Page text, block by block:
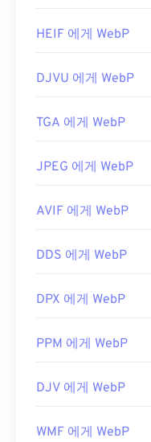
HEIF 에게 WebP
DJVU 에게 WebP
TGA 에게 WebP
JPEG 에게 WebP
AVIF 에게 WebP
DDS 에게 WebP
DPX 에게 WebP
PPM 에게 WebP
DJV 에게 WebP
WMF 에게 WebP